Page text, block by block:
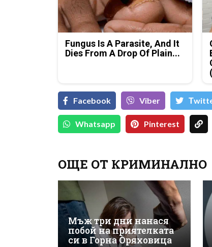
Fungus Is A Parasite, And It
Dies From A Drop Of Plain...
Facebook Viber
Whatsapp Pinterest
ОЩЕ ОТ КРИМИНАЛНО
Мъж три дни нанася
побой на приятелката
си в Горна Оряховица